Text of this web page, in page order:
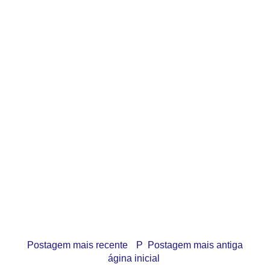
Postagem mais recente Postagem mais antiga
P
ágina inicial